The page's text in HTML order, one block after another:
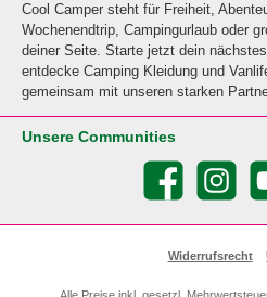
Cool Camper steht für Freiheit,
Wochenendtrip, Campingurlaub oder
deiner Seite. Starte jetzt dein
entdecke Camping Kleidung und
gemeinsam mit unseren starken
Unsere Communities
Facebook Instagram
Widerrufsrecht